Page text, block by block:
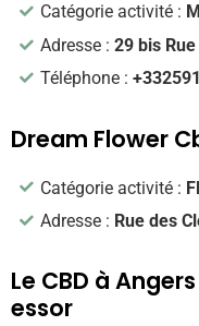
Catégorie activité :
Adresse :29 bis
Téléphone :
Dream Flower
Catégorie activité :
Adresse : Rue des
Le CBD à
essor